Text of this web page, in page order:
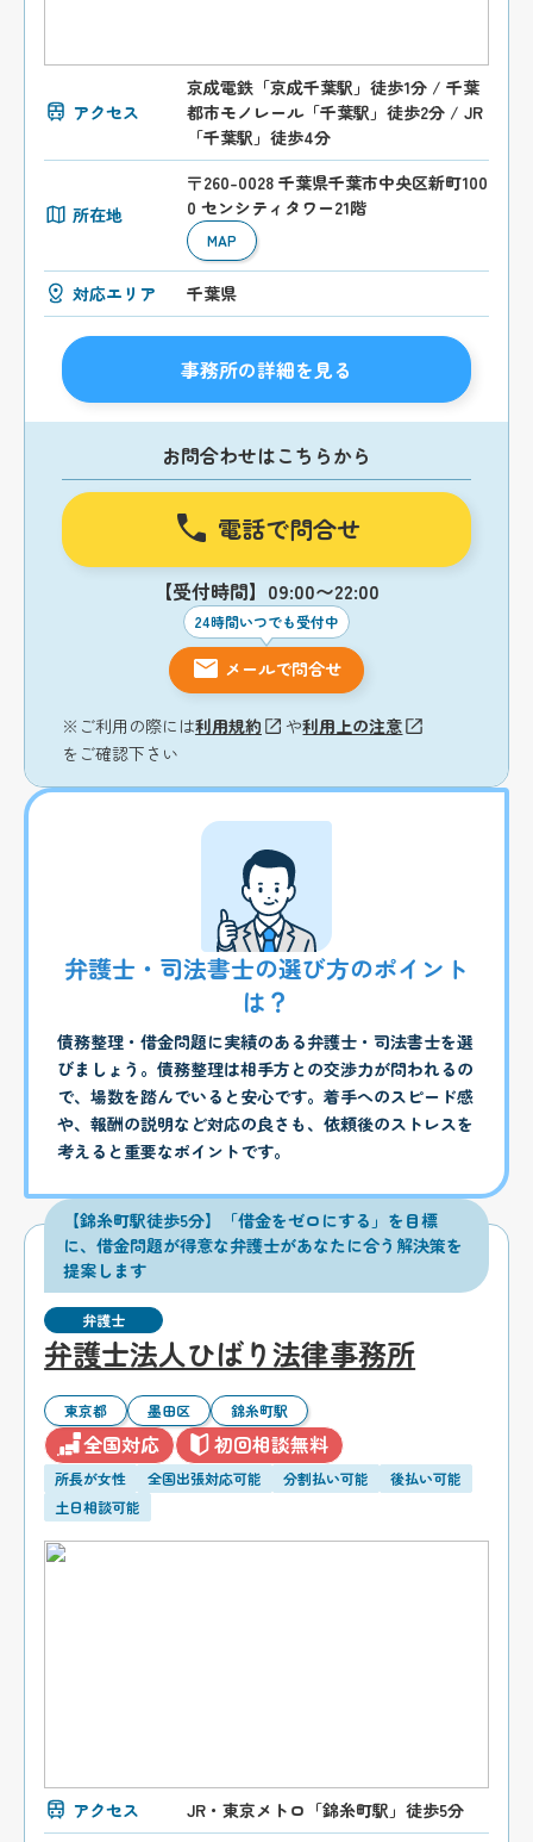
アクセス
京成電鉄「京成千葉駅」徒歩1分 / 千葉
都市モノレール「千葉駅」徒歩2分 / JR
「千葉駅」徒歩4分
所在地
〒260-0028 千葉県千葉市中央区新町100
0 センシティタワー21階
MAP
対応エリア 千葉県
事務所の詳細を見る
お問合わせはこちらから
電話で問合せ
【受付時間】09:00〜22:00
24時間いつでも受付中
メールで問合せ
※ご利用の際には利用規約 や利用上の注意
をご確認下さい
弁護士・司法書士の選び方のポイント
は？
債務整理・借金問題に実績のある弁護士・司法書士を選
びましょう。債務整理は相手方との交渉力が問われるの
で、場数を踏んでいると安心です。着手へのスピード感
や、報酬の説明など対応の良さも、依頼後のストレスを
考えると重要なポイントです。
【錦糸町駅徒歩5分】「借金をゼロにする」を目標
に、借金問題が得意な弁護士があなたに合う解決策を
提案します
弁護士
弁護士法人ひばり法律事務所
東京都 墨田区 錦糸町駅
全国対応 初回相談無料
所長が女性 全国出張対応可能 分割払い可能
後払い可能
土日相談可能
アクセス JR・東京メトロ「錦糸町駅」徒歩5分